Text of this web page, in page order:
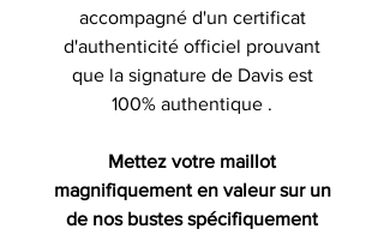
accompagné d'un certificat
d'authenticité officiel prouvant
que la signature de Davis est
100% authentique .
Mettez votre maillot
magnifiquement en valeur sur un
de nos bustes spécifiquement